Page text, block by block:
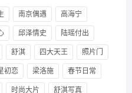
南京偶遇 高海宁
邱泽情史 陆瑶付出
舒淇 四大天王 照片门
初恋 梁洛施 春节日常
时尚大片 舒淇写真